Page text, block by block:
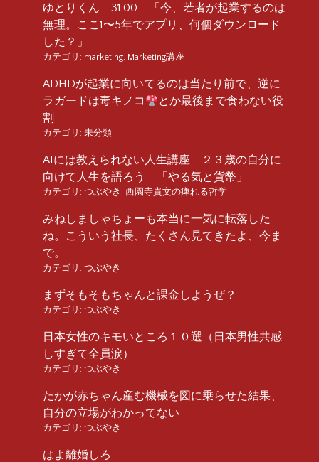
ゆとりくん 31:00 「今、若者が起業するのは
無理。ここ1〜5年でアプリ、何個ダウンロード
した？」
カテゴリ: marketing, Marketing講座
ADHDが起業に向いてるのは当たり前で、逆に
ラガードは毒キノコ
とか最後まで食わない役
割
カテゴリ: 未分類
AIには教えられない人生講座 ２３歳の自分に
向けて人生を語ろう 「やる気と貨幣」
カテゴリ: つぶやき , 西園寺貴文の痺れる哲学
みねしましゃちょーも本当に一気に転落した
ね。こういう社長、たくさん見てきたよ、今ま
で。
カテゴリ: つぶやき
まずそもそもちゃんと課金しようぜ？
カテゴリ: つぶやき
日本女性のキモいところ１０選（日本男性共感
しすぎて全員涙）
カテゴリ: つぶやき
たかが赤ちゃん産む機械を図に乗らせた結果、
自分の立場がわかってない
カテゴリ: つぶやき
はよ離婚しろ